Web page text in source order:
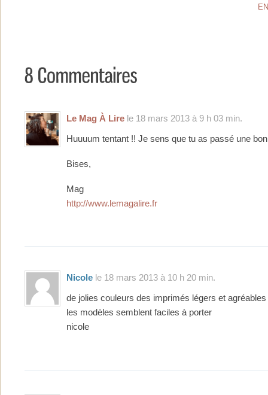
Le Mag À Lire le 18 mars 2013 à 9 h 03 min.
Huuuum tentant !! Je sens que tu as passé une
Bises,
Mag
http://www.lemagalire.fr
Nicole le 18 mars 2013 à 10 h 20 min.
de jolies couleurs des imprimés légers et
les modèles semblent faciles à porter
nicole